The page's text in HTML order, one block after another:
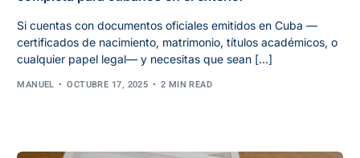
Si cuentas con documentos oficiales emitidos en Cuba —
certificados de nacimiento, matrimonio, títulos académicos, o
cualquier papel legal— y necesitas que sean […]
MANUEL
OCTUBRE 17, 2025 2 MIN READ